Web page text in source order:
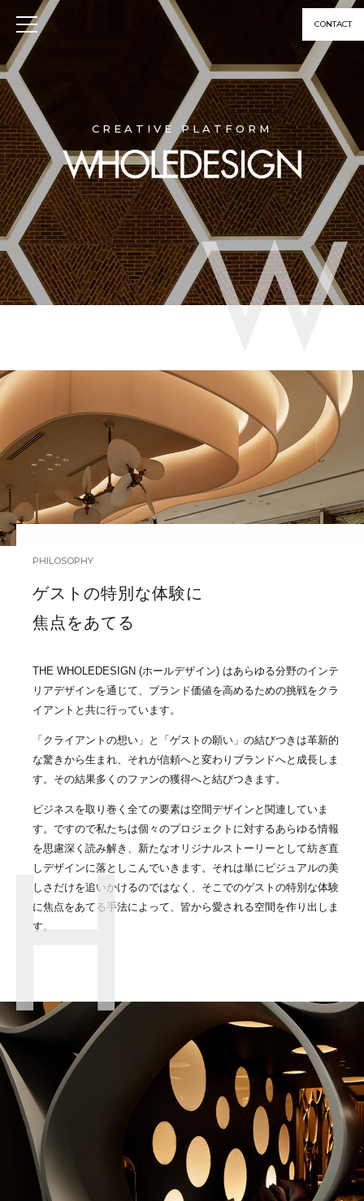
CONTACT
CREATIVE PLATFORM
PHILOSOPHY
ゲストの特別な体験に
焦点をあてる
THE WHOLEDESIGN (ホールデザイン) はあらゆる分野のインテ
リアデザインを通じて、ブランド価値を高めるための挑戦をクラ
イアントと共に行っています。
「クライアントの想い」と「ゲストの願い」の結びつきは革新的
な驚きから生まれ、それが信頼へと変わりブランドへと成長しま
す。その結果多くのファンの獲得へと結びつきます。
ビジネスを取り巻く全ての要素は空間デザインと関連していま
す。ですので私たちは個々のプロジェクトに対するあらゆる情報
を思慮深く読み解き、新たなオリジナルストーリーとして紡ぎ直
しデザインに落としこんでいきます。それは単にビジュアルの美
しさだけを追いかけるのではなく、そこでのゲストの特別な体験
に焦点をあてる手法によって、皆から愛される空間を作り出しま
す。